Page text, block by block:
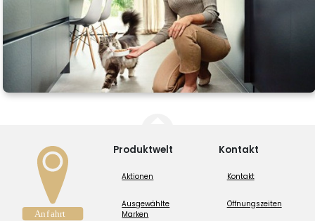
Produktwelt
Aktionen
Ausgewählte
Marken
Kontakt
Kontakt
Öffnungszeiten